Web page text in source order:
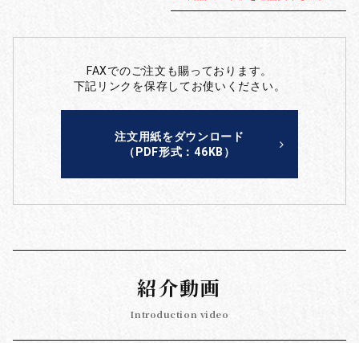
FAXでのご注文も賜っております。
下記リンクを保存してお使いください。
注文用紙をダウンロード
（PDF形式：46KB）
紹介動画
Introduction video